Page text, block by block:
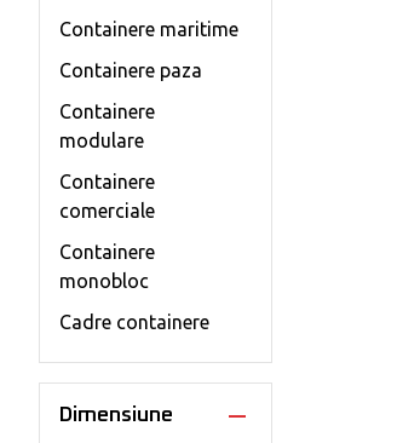
Containere maritime
Containere paza
Containere
modulare
Containere
comerciale
Containere
monobloc
Cadre containere
Dimensiune